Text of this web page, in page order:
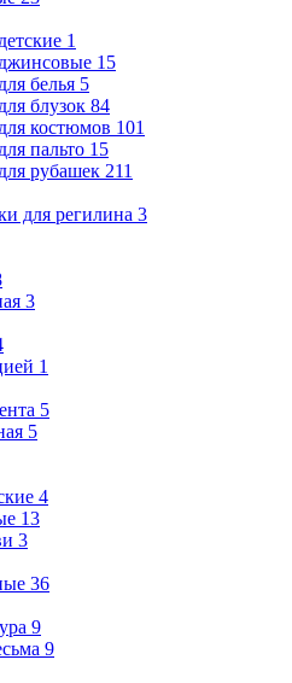
1
15
белья 5
блузок 84
костюмов 101
пальто 15
рубашек 211
для регилина 3
3
1
5
5
4
13
3
36
9
9